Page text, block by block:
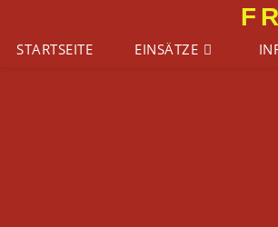
springen
STARTSEITE EINSÄTZE